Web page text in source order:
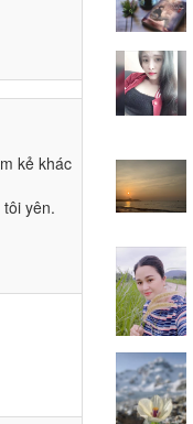
An Le-
Trần
CÔ BÉ
Miền
Dung
tìm gì
Kuroooo
Tieutot
kẻ khác
yên.